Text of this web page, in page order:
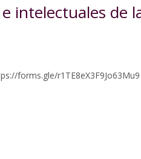
intelectuales de
forms.gle/r1TE8eX3F9Jo63Mu9